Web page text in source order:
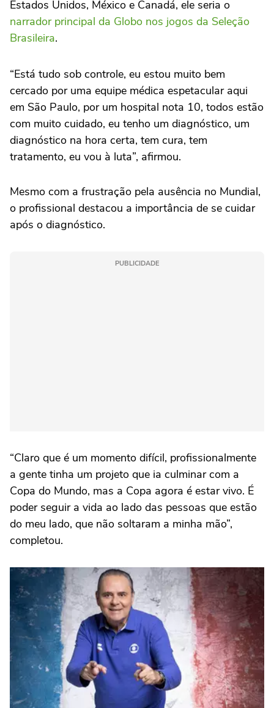
Estados Unidos, México e Canadá, ele seria o
narrador principal da Globo nos jogos da Seleção
Brasileira.
“Está tudo sob controle, eu estou muito bem
cercado por uma equipe médica espetacular aqui
em São Paulo, por um hospital nota 10, todos estão
com muito cuidado, eu tenho um diagnóstico, um
diagnóstico na hora certa, tem cura, tem
tratamento, eu vou à luta”, afirmou.
Mesmo com a frustração pela ausência no Mundial,
o profissional destacou a importância de se cuidar
após o diagnóstico.
PUBLICIDADE
“Claro que é um momento difícil, profissionalmente
a gente tinha um projeto que ia culminar com a
Copa do Mundo, mas a Copa agora é estar vivo. É
poder seguir a vida ao lado das pessoas que estão
do meu lado, que não soltaram a minha mão”,
completou.